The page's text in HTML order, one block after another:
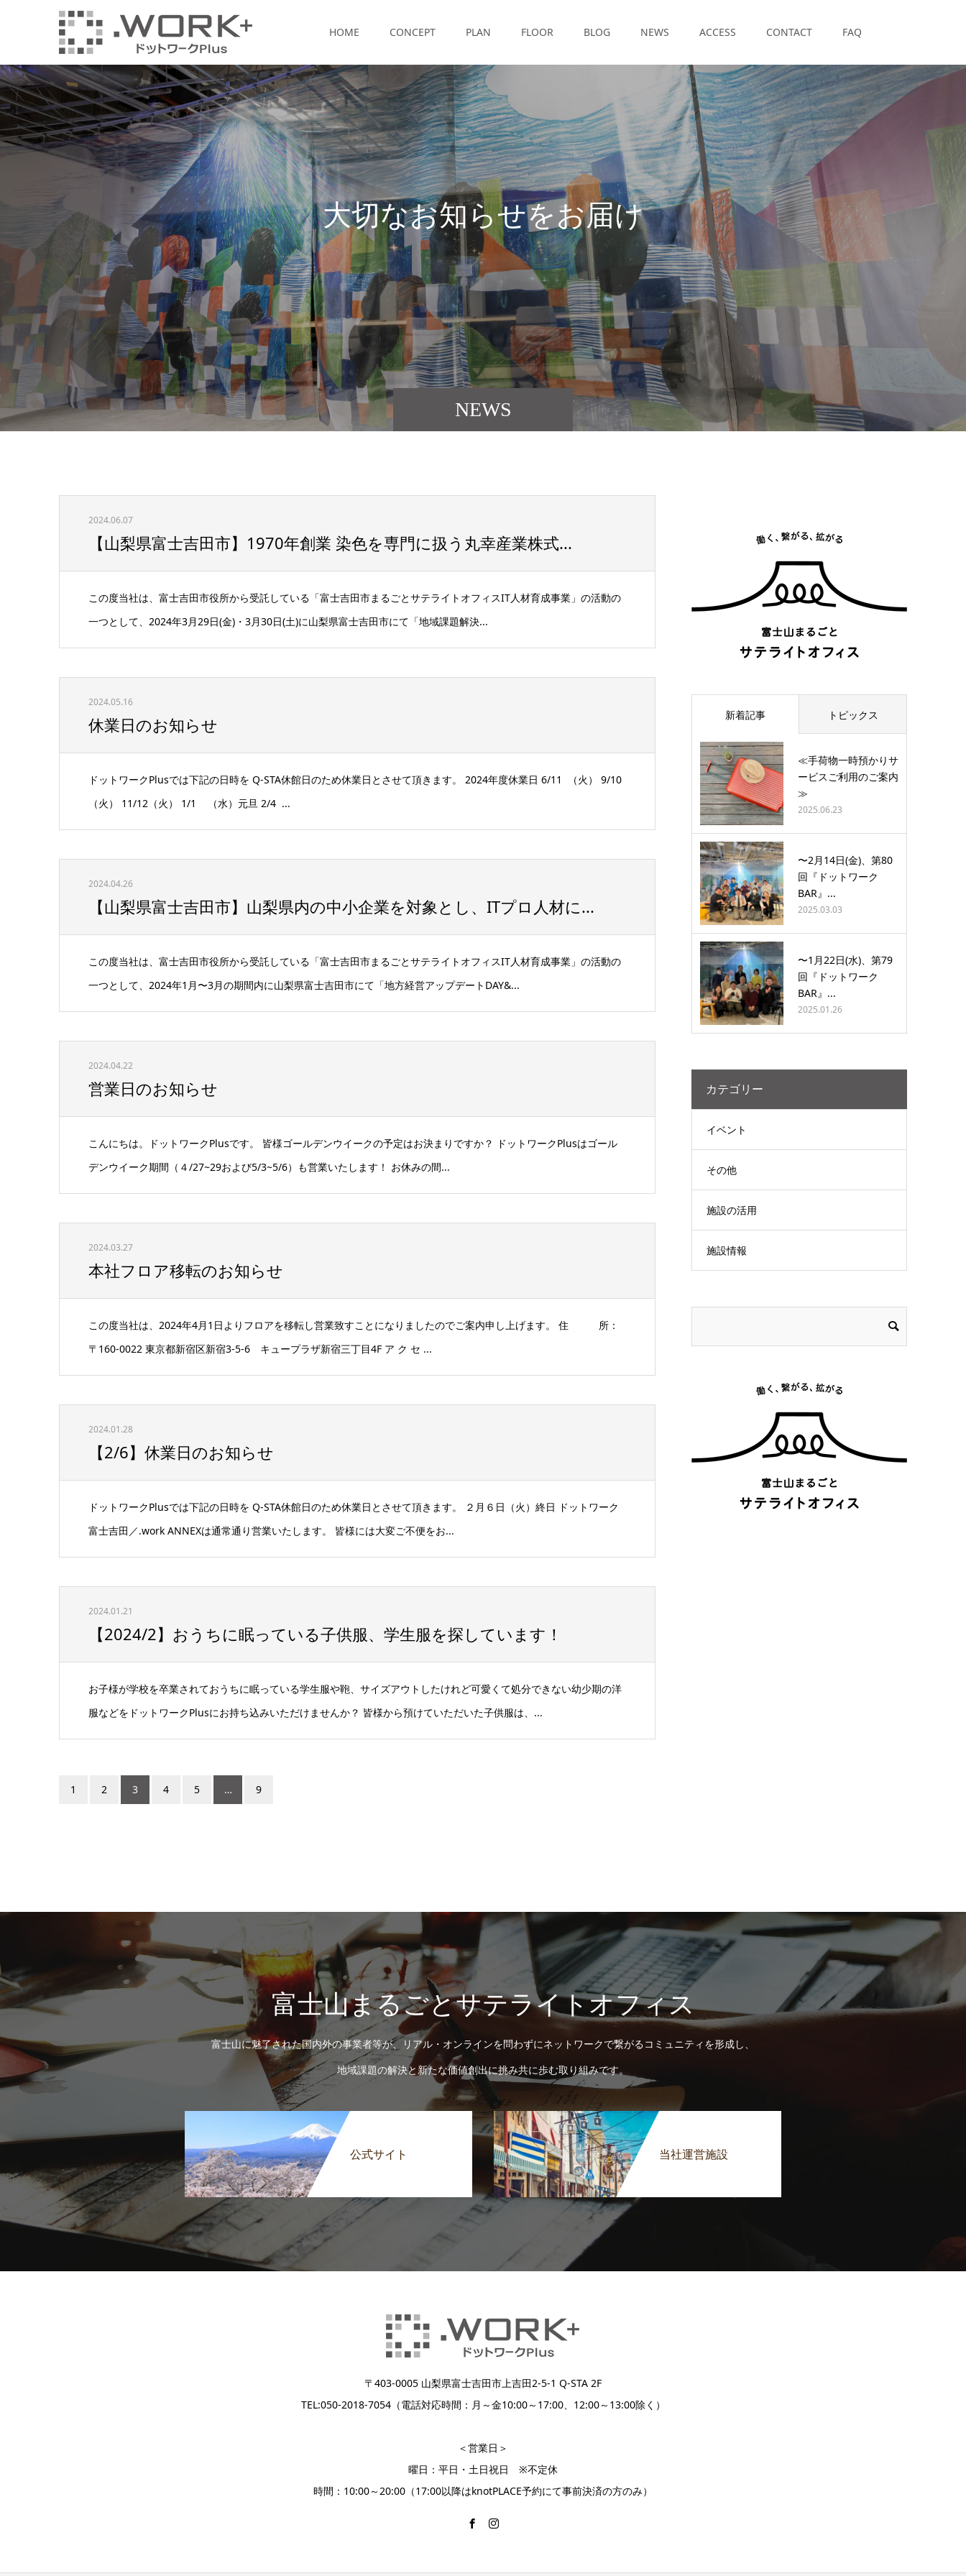
HOME CONCEPT PLAN FLOOR BLOG NEWS ACCESS CONTACT FAQ
NEWS
大切なお知らせをお届け
2024.06.07
【山梨県富士吉田市】1970年創業 染色を専門に扱う丸幸産業株式...
この度当社は、富士吉田市役所から受託している「富士吉田市まるごとサテライトオフィスIT人材育成事業」の活動の
一つとして、2024年3月29日(金)・3月30日(土)に山梨県富士吉田市にて「地域課題解決...
2024.05.16
休業日のお知らせ
ドットワークPlusでは下記の日時を Q-STA休館日のため休業日とさせて頂きます。 2024年度休業日 6/11 （火） 9/10
（火） 11/12（火） 1/1 （水）元旦 2/4 ...
2024.04.26
【山梨県富士吉田市】山梨県内の中小企業を対象とし、ITプロ人材に...
この度当社は、富士吉田市役所から受託している「富士吉田市まるごとサテライトオフィスIT人材育成事業」の活動の
一つとして、2024年1月〜3月の期間内に山梨県富士吉田市にて「地方経営アップデートDAY&...
2024.04.22
営業日のお知らせ
こんにちは。ドットワークPlusです。 皆様ゴールデンウイークの予定はお決まりですか？ ドットワークPlusはゴール
デンウイーク期間（４/27~29および5/3~5/6）も営業いたします！ お休みの間...
2024.03.27
本社フロア移転のお知らせ
この度当社は、2024年4月1日よりフロアを移転し営業致すことになりましたのでご案内申し上げます。 住 所：
〒160-0022 東京都新宿区新宿3-5-6 キュープラザ新宿三丁目4F ア ク セ ...
2024.01.28
【2/6】休業日のお知らせ
ドットワークPlusでは下記の日時を Q-STA休館日のため休業日とさせて頂きます。 ２月６日（火）終日 ドットワーク
富士吉田／.work ANNEXは通常通り営業いたします。 皆様には大変ご不便をお...
2024.01.21
【2024/2】おうちに眠っている子供服、学生服を探しています！
お子様が学校を卒業されておうちに眠っている学生服や鞄、サイズアウトしたけれど可愛くて処分できない幼少期の洋
服などをドットワークPlusにお持ち込みいただけませんか？ 皆様から預けていただいた子供服は、...
1 2 3 4 5 … 9
新着記事 トピックス
≪手荷物一時預かりサ
ービスご利用のご案内
≫
2025.06.23
〜2月14日(金)、第80
回『ドットワーク
BAR』...
2025.03.03
〜1月22日(水)、第79
回『ドットワーク
BAR』...
2025.01.26
カテゴリー
イベント
その他
施設の活用
施設情報
富士山まるごとサテライトオフィス
富士山に魅了された国内外の事業者等が、リアル・オンラインを問わずにネットワークで繋がるコミュニティを形成し、
地域課題の解決と新たな価値創出に挑み共に歩む取り組みです。
公式サイト 当社運営施設
〒403-0005 山梨県富士吉田市上吉田2-5-1 Q-STA 2F
TEL:050-2018-7054（電話対応時間：月～金10:00～17:00、12:00～13:00除く）
＜営業日＞
曜日：平日・土日祝日 ※不定休
時間：10:00～20:00（17:00以降はknotPLACE予約にて事前決済の方のみ）